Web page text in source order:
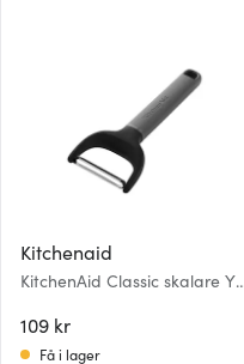
Kitchenaid
KitchenAid Classic skalare Y-
109 kr
Få i lager